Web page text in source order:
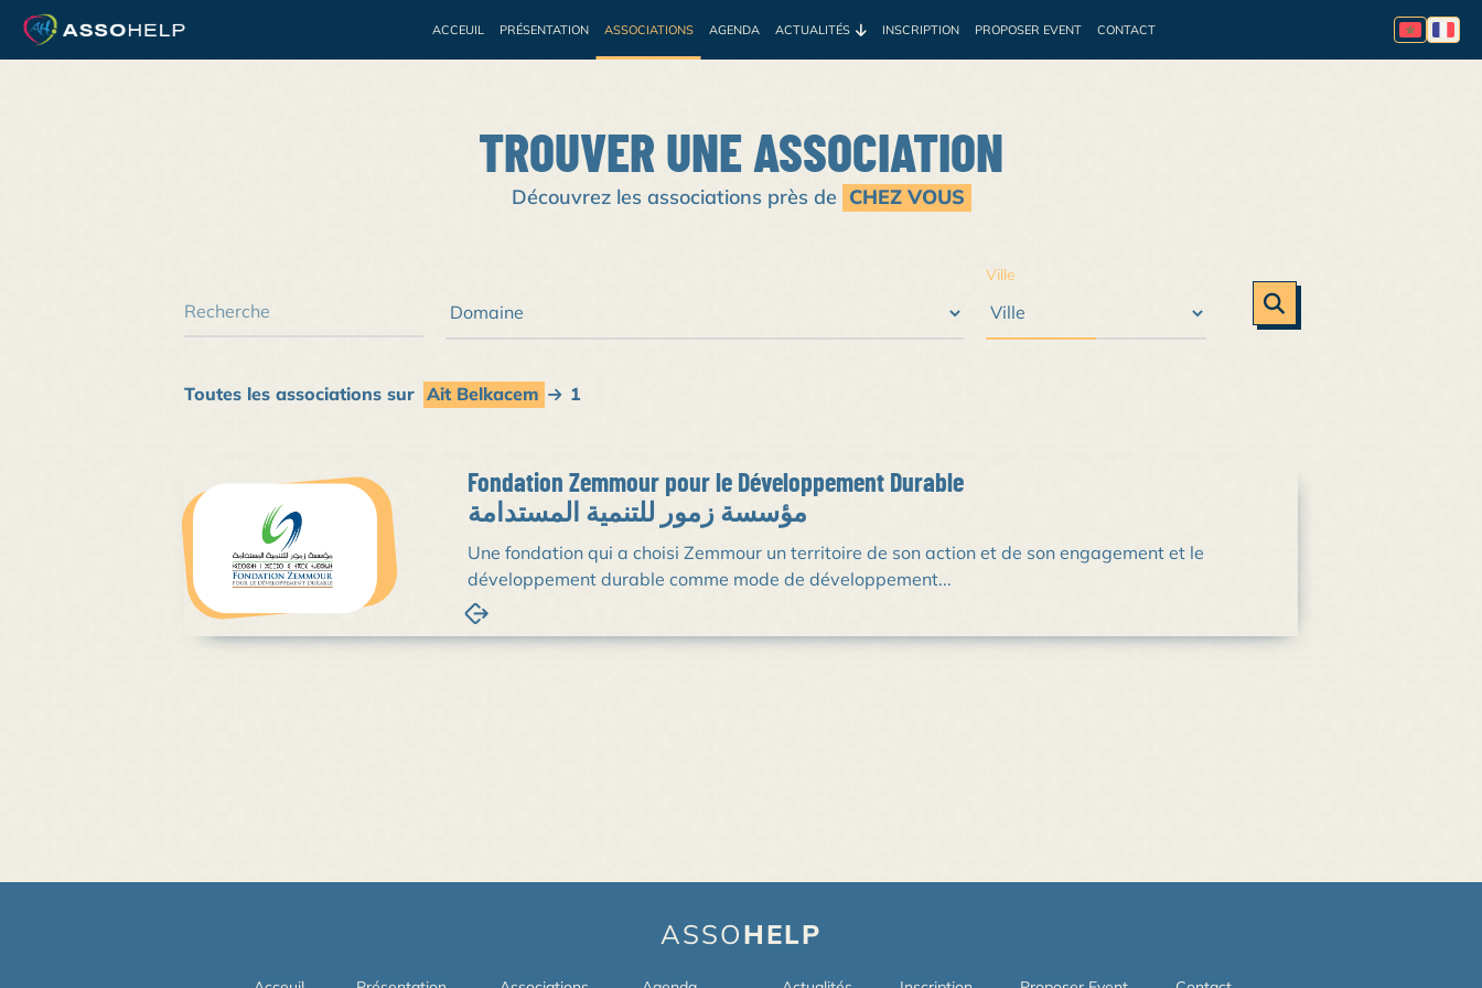
ACCEUIL PRÉSENTATION ASSOCIATIONS AGENDA ACTUALITÉS INSCRIPTION PROPOSER EVENT CONTACT
TROUVER UNE ASSOCIATION
Découvrez les associations près de CHEZ VOUS
Ville
Toutes les associations sur Ait Belkacem 1
Fondation Zemmour pour le Développement Durable
مؤسسة زمور للتنمية المستدامة
Une fondation qui a choisi Zemmour un territoire de son action et de son engagement et le
développement durable comme mode de développement...
ASSOHELP